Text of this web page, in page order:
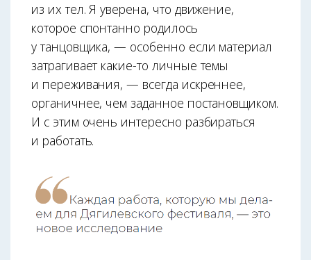
из их тел. Я уверена, что движение,
которое спонтанно родилось
у танцовщика, — особенно если материал
затрагивает какие-то личные темы
и переживания, — всегда искреннее,
органичнее, чем заданное постановщиком.
И с этим очень интересно разбираться
и работать.